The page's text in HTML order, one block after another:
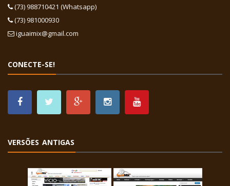
(73) 988710421 (Whatsapp)
(73) 981000930
iguaimix@gmail.com
CONECTE-SE!
VERSÕES ANTIGAS